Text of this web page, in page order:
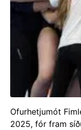
Ofurhetjumót
2025, fór fram